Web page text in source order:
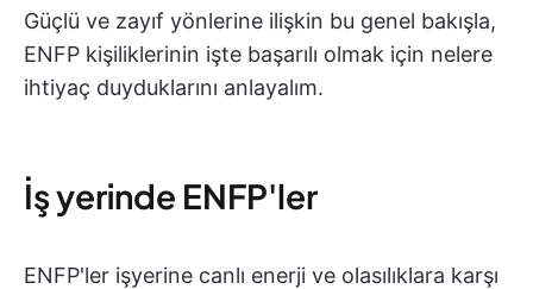
Güçlü ve zayıf yönlerine ilişkin bu genel bakışla,
ENFP kişiliklerinin işte başarılı olmak için nelere
ihtiyaç duyduklarını anlayalım.
İş yerinde ENFP'ler
ENFP'ler işyerine canlı enerji ve olasılıklara karşı